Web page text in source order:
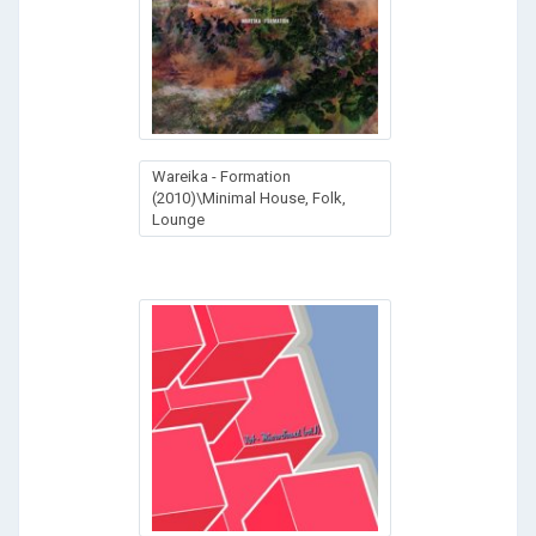
Wareika - Formation
(2010)\Minimal House, Folk,
Lounge